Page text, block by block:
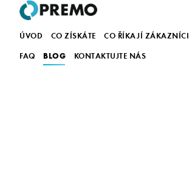
ÚVOD CO ZÍSKÁTE CO ŘÍKAJÍ ZÁKAZNÍCI
FAQ BLOG KONTAKTUJTE NÁS